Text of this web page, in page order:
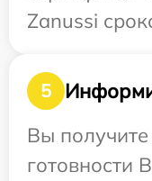
Zanussi
5
Вы
готовности